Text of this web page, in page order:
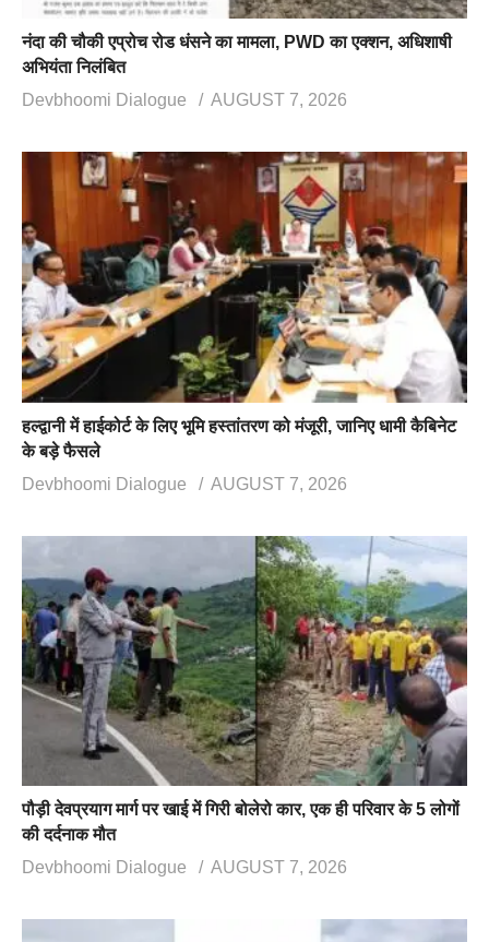
नंदा की चौकी एप्रोच रोड धंसने का मामला, PWD का एक्शन, अधिशाषी
अभियंता निलंबित
Devbhoomi Dialogue
AUGUST 7, 2026
हल्द्वानी में हाईकोर्ट के लिए भूमि हस्तांतरण को मंजूरी, जानिए धामी कैबिनेट
के बड़े फैसले
Devbhoomi Dialogue
AUGUST 7, 2026
पौड़ी देवप्रयाग मार्ग पर खाई में गिरी बोलेरो कार, एक ही परिवार के 5 लोगों
की दर्दनाक मौत
Devbhoomi Dialogue
AUGUST 7, 2026